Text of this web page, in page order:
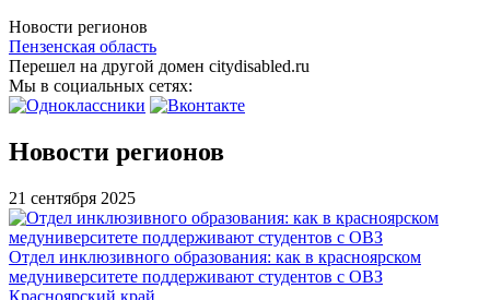
Новости регионов
Пензенская область
Перешел на другой домен citydisabled.ru
Мы в социальных сетях:
Новости регионов
21 сентября 2025
Отдел инклюзивного образования: как в красноярском
медуниверситете поддерживают студентов с ОВЗ
Красноярский край